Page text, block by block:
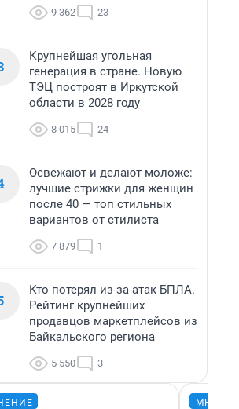
9 362 23
Крупнейшая угольная
генерация в стране. Новую
ТЭЦ построят в Иркутской
области в 2028 году
8 015 24
Освежают и делают моложе:
лучшие стрижки для женщин
после 40 — топ стильных
вариантов от стилиста
7 879 1
Кто потерял из-за атак БПЛА.
Рейтинг крупнейших
продавцов маркетплейсов из
Байкальского региона
5 550 3